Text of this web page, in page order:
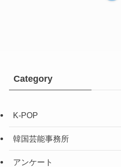
Category
K-POP
韓国芸能事務所
アンケート